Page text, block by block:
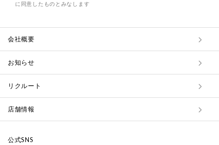
に同意したものとみなします
会社概要
お知らせ
リクルート
店舗情報
公式SNS